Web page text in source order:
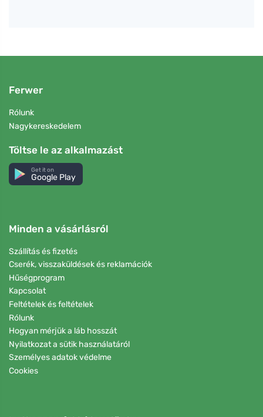
Ferwer
Rólunk
Nagykereskedelem
Töltse le az alkalmazást
Get it on
Google Play
Minden a vásárlásról
Szállítás és fizetés
Cserék, visszaküldések és reklamációk
Hűségprogram
Kapcsolat
Feltételek és feltételek
Rólunk
Hogyan mérjük a láb hosszát
Nyilatkozat a sütik használatáról
Személyes adatok védelme
Cookies